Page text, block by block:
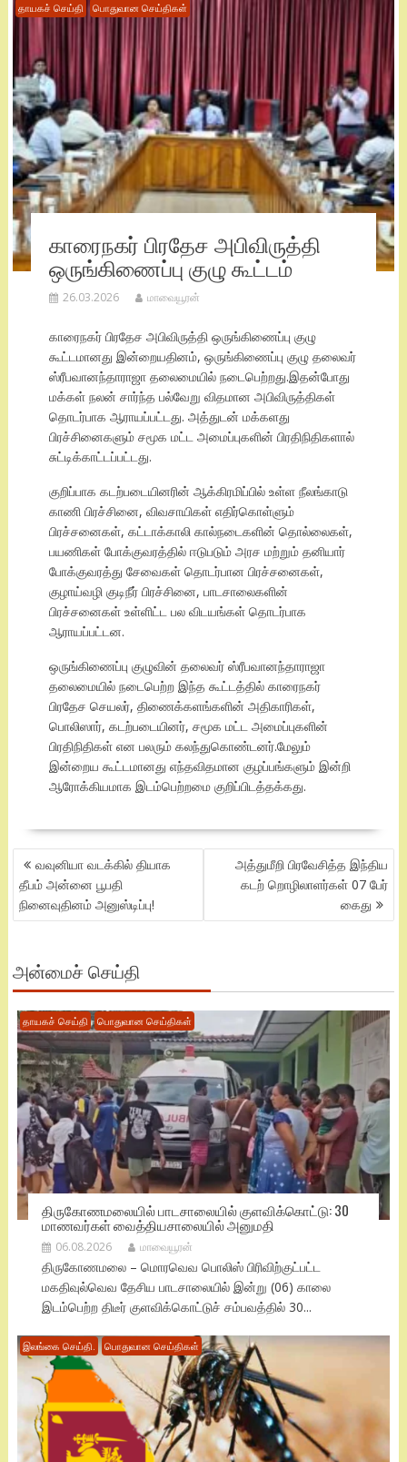
தாயகச் செய்தி பொதுவான செய்திகள்
காரைநகர் பிரதேச அபிவிருத்தி
ஒருங்கிணைப்பு குழு கூட்டம்
26.03.2026 மாவையூரன்
காரைநகர் பிரதேச அபிவிருத்தி ஒருங்கிணைப்பு குழு
கூட்டமானது இன்றையதினம், ஒருங்கிணைப்பு குழு தலைவர்
ஸ்ரீபவானந்தாராஜா தலைமையில் நடைபெற்றது.இதன்போது
மக்கள் நலன் சார்ந்த பல்வேறு விதமான அபிவிருத்திகள்
தொடர்பாக ஆராயப்பட்டது. அத்துடன் மக்களது
பிரச்சினைகளும் சமூக மட்ட அமைப்புகளின் பிரதிநிதிகளால்
சுட்டிக்காட்டப்பட்டது.
குறிப்பாக கடற்படையினரின் ஆக்கிரமிப்பில் உள்ள நீலங்காடு
காணி பிரச்சினை, விவசாயிகள் எதிர்கொள்ளும்
பிரச்சனைகள், கட்டாக்காலி கால்நடைகளின் தொல்லைகள்,
பயணிகள் போக்குவரத்தில் ஈடுபடும் அரச மற்றும் தனியார்
போக்குவரத்து சேவைகள் தொடர்பான பிரச்சனைகள்,
குழாய்வழி குடிநீர் பிரச்சினை, பாடசாலைகளின்
பிரச்சனைகள் உள்ளிட்ட பல விடயங்கள் தொடர்பாக
ஆராயப்பட்டன.
ஒருங்கிணைப்பு குழுவின் தலைவர் ஸ்ரீபவானந்தாராஜா
தலைமையில் நடைபெற்ற இந்த கூட்டத்தில் காரைநகர்
பிரதேச செயலர், திணைக்களங்களின் அதிகாரிகள்,
பொலிஸார், கடற்படையினர், சமூக மட்ட அமைப்புகளின்
பிரதிநிதிகள் என பலரும் கலந்துகொண்டனர்.மேலும்
இன்றைய கூட்டமானது எந்தவிதமான குழப்பங்களும் இன்றி
ஆரோக்கியமாக இடம்பெற்றமை குறிப்பிடத்தக்கது.
POST
NAVIGATION
வவுனியா வடக்கில் தியாக
தீபம் அன்னை பூபதி
நினைவுதினம் அனுஸ்டிப்பு!
அத்துமீறி பிரவேசித்த இந்திய
கடற் றொழிலாளர்கள் 07 பேர்
கைது
அன்மைச் செய்தி
தாயகச் செய்தி பொதுவான செய்திகள்
திருகோணமலையில் பாடசாலையில் குளவிக்கொட்டு: 30
மாணவர்கள் வைத்தியசாலையில் அனுமதி
06.08.2026 மாவையூரன்
திருகோணமலை – மொரவெவ பொலிஸ் பிரிவிற்குட்பட்ட
மகதிவுல்வெவ தேசிய பாடசாலையில் இன்று (06) காலை
இடம்பெற்ற திடீர் குளவிக்கொட்டுச் சம்பவத்தில் 30...
இலங்கை செய்தி. பொதுவான செய்திகள்